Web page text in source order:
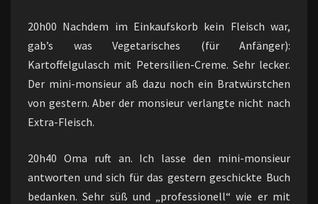
20h00 Nachdem im Einkaufskorb kein Fleisch war,
gab’s was Vegetarisches (für Anfänger):
Kartoffelgulasch mit Petersilien-Creme. Sehr lecker.
Der mini-monsieur aß dazu noch ein Bratwürstchen
von gestern. Aber der monsieur verlangte nicht nach
Extra-Fleisch.
20h40 Oma ruft an. Ich lasse den mini-monsieur
antworten und sich für das gestern geschickte Buch
bedanken. Sehr süß und „professionell“ wie er mit